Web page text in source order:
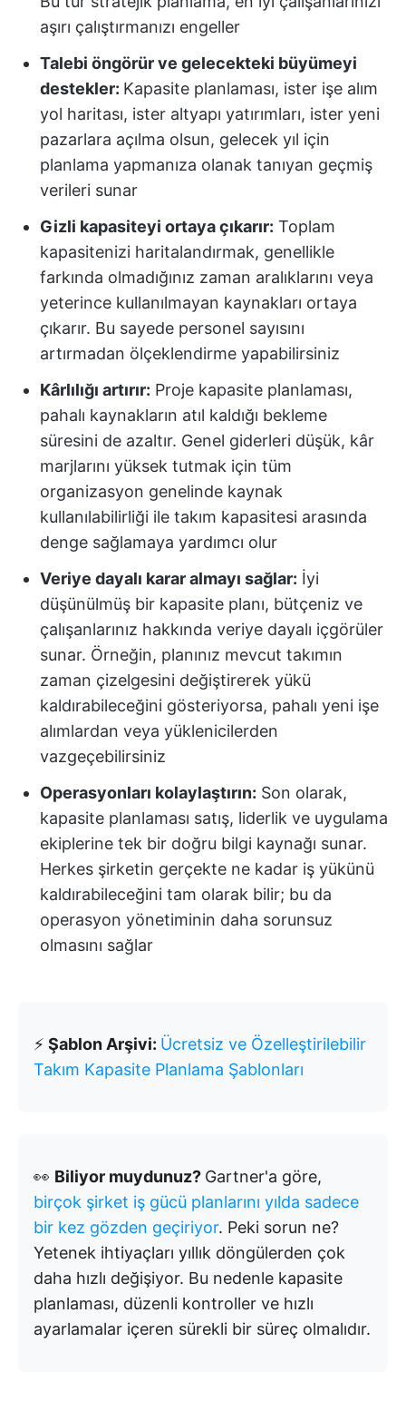
aşırı çalıştırmanızı engeller
Talebi öngörür ve gelecekteki büyümeyi
destekler: Kapasite planlaması, ister işe alım
yol haritası, ister altyapı yatırımları, ister yeni
pazarlara açılma olsun, gelecek yıl için
planlama yapmanıza olanak tanıyan geçmiş
verileri sunar
Gizli kapasiteyi ortaya çıkarır: Toplam
kapasitenizi haritalandırmak, genellikle
farkında olmadığınız zaman aralıklarını veya
yeterince kullanılmayan kaynakları ortaya
çıkarır. Bu sayede personel sayısını
artırmadan ölçeklendirme yapabilirsiniz
Kârlılığı artırır: Proje kapasite planlaması,
pahalı kaynakların atıl kaldığı bekleme
süresini de azaltır. Genel giderleri düşük, kâr
marjlarını yüksek tutmak için tüm
organizasyon genelinde kaynak
kullanılabilirliği ile takım kapasitesi arasında
denge sağlamaya yardımcı olur
Veriye dayalı karar almayı sağlar: İyi
düşünülmüş bir kapasite planı, bütçeniz ve
çalışanlarınız hakkında veriye dayalı içgörüler
sunar. Örneğin, planınız mevcut takımın
zaman çizelgesini değiştirerek yükü
kaldırabileceğini gösteriyorsa, pahalı yeni işe
alımlardan veya yüklenicilerden
vazgeçebilirsiniz
Operasyonları kolaylaştırın: Son olarak,
kapasite planlaması satış, liderlik ve uygulama
ekiplerine tek bir doğru bilgi kaynağı sunar.
Herkes şirketin gerçekte ne kadar iş yükünü
kaldırabileceğini tam olarak bilir; bu da
operasyon yönetiminin daha sorunsuz
olmasını sağlar
⚡ Şablon Arşivi: Ücretsiz ve Özelleştirilebilir
Takım Kapasite Planlama Şablonları
👀 Biliyor muydunuz? Gartner'a göre,
birçok şirket iş gücü planlarını yılda sadece
bir kez gözden geçiriyor. Peki sorun ne?
Yetenek ihtiyaçları yıllık döngülerden çok
daha hızlı değişiyor. Bu nedenle kapasite
planlaması, düzenli kontroller ve hızlı
ayarlamalar içeren sürekli bir süreç olmalıdır.